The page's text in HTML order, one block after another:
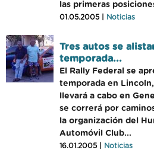
las primeras
01.05.2005 | Noticias
Tres autos se
temporada...
El Rally Federal se
temporada en
llevará a cabo en
se correrá por
la organización del
Automóvil Club...
16.01.2005 | Noticias